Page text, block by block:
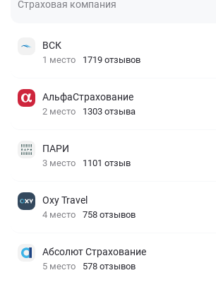
Страховая компания
ВСК
1 место 1719 отзывов
АльфаСтрахование
2 место 1303 отзыва
ПАРИ
3 место 1101 отзыв
Oxy Travel
4 место 758 отзывов
Абсолют Страхование
5 место 578 отзывов